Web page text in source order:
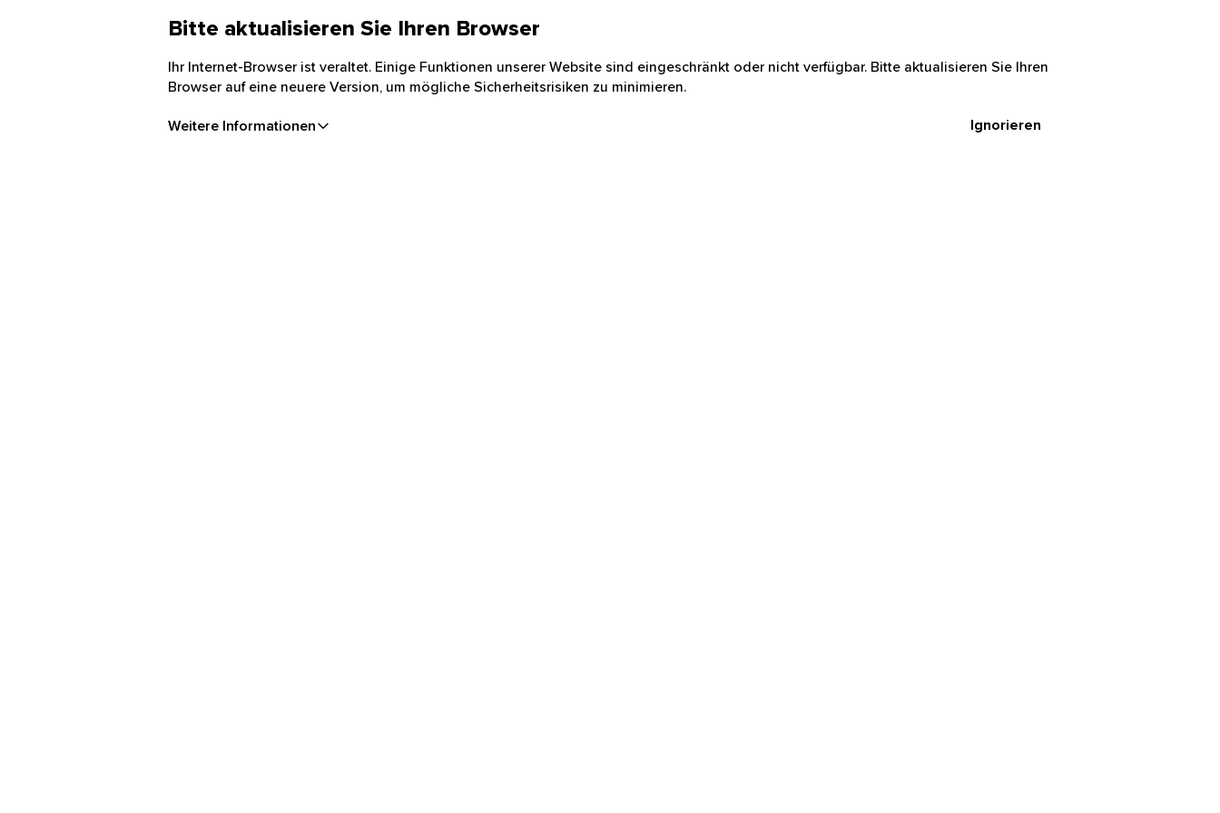
Bitte aktualisieren Sie Ihren Browser
Ihr Internet-Browser ist veraltet. Einige Funktionen unserer Website sind eingeschränkt oder nicht verfügbar. Bitte aktualisieren Sie Ihren
Browser auf eine neuere Version, um mögliche Sicherheitsrisiken zu minimieren.
Weitere Informationen Ignorieren